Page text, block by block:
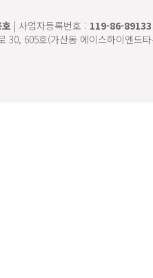
| 사업자등록번호 : 119-86-89133
30, 605호(가산동 에이스하이엔